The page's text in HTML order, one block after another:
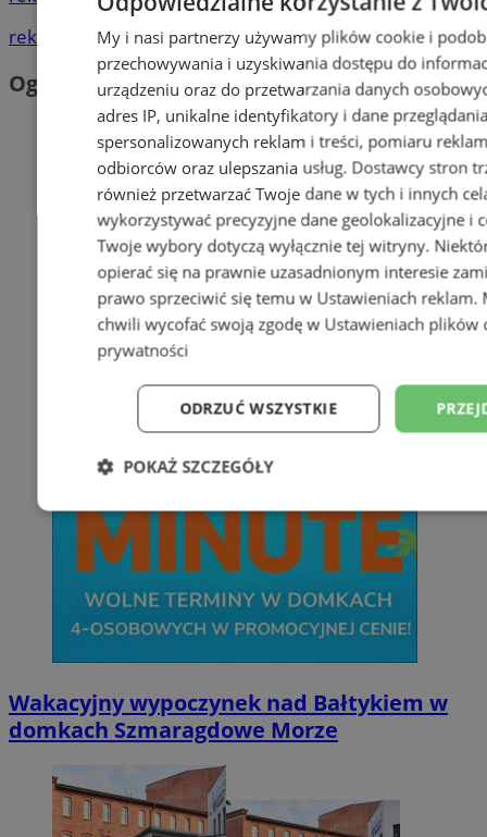
reklama
Ogłoszenia
Wakacyjny wypoczynek nad Bałtykiem w
domkach Szmaragdowe Morze
My i nasi partnerzy używamy plików cookie i
przechowywania i uzyskiwania dostępu do
urządzeniu oraz do przetwarzania danych
adres IP, unikalne identyfikatory i dane
spersonalizowanych reklam i treści, pomiaru
odbiorców oraz ulepszania usług. Dostawcy stron
również przetwarzać Twoje dane w tych i innych
wykorzystywać precyzyjne dane geolokalizacyjne i
Twoje wybory dotyczą wyłącznie tej witryny.
opierać się na prawnie uzasadnionym interesie
prawo sprzeciwić się temu w Ustawieniach reklam.
chwili wycofać swoją zgodę w Ustawieniach plików
prywatności
ODRZUĆ WSZYSTKIE
POKAŻ SZCZEGÓŁY
Niezbędne Wydajność
Niesklasyfikowane
Niezbędne pliki cookie umożliwiają korzystanie z podstawowych
takich jak logowanie użytkownika i zarządzanie kontem. Bez
można prawidłowo korzystać ze strony internetowej.